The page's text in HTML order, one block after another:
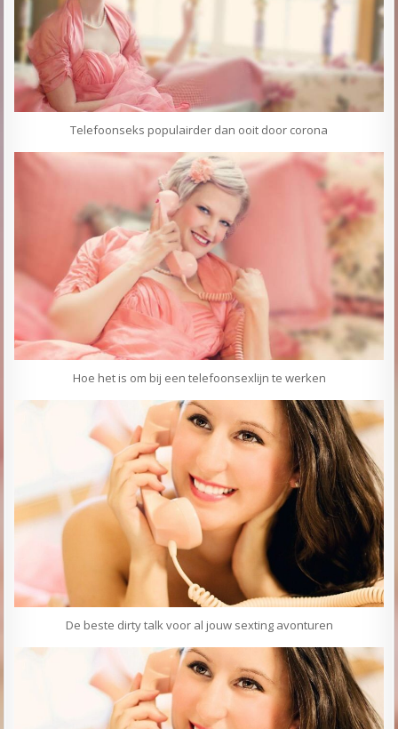
Telefoonseks populairder dan ooit door corona
Hoe het is om bij een telefoonsexlijn te werken
De beste dirty talk voor al jouw sexting avonturen